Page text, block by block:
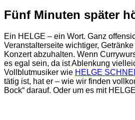
Fünf Minuten später
Ein HELGE – ein Wort. Ganz
Veranstalterseite wichtiger,
Konzert abzuhalten. Wenn
es egal sein, da ist Ablenkung
Vollblutmusiker wie HELGE
tätig ist, hat er – wie wir finden
Bock“ darauf. Oder um es mit